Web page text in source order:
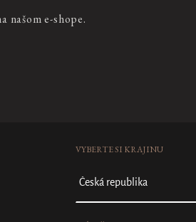
našom e-shope.
VYBERTE SI KRAJINU